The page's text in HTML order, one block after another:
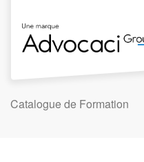
Catalogue de Formation